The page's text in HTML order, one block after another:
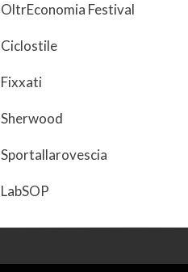
OltrEconomia Festival
Ciclostile
Fixxati
Sherwood
Sportallarovescia
LabSOP